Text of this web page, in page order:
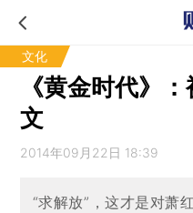
文化
《黄金时代》
文
2014年09月22日 18:39
“求解放”，这才是对萧